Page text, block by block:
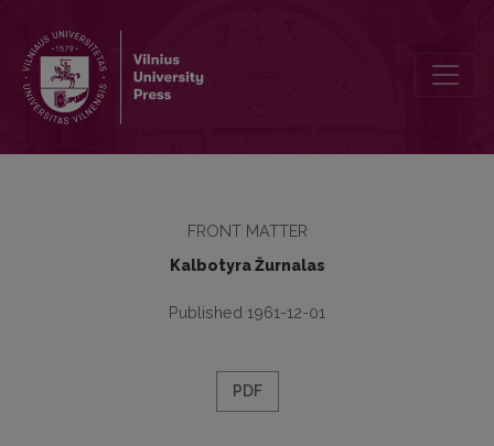
FRONT MATTER
Kalbotyra Žurnalas
Published 1961-12-01
PDF